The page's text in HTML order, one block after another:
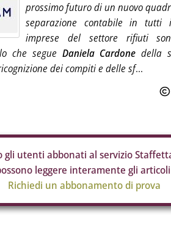
prossimo futuro di un nuovo
separazione contabile in tutti
imprese del settore rifiuti
che segue Daniela Cardone della
dei compiti e delle sf...
gli utenti abbonati al servizio
leggere interamente gli
Richiedi un abbonamento di prova